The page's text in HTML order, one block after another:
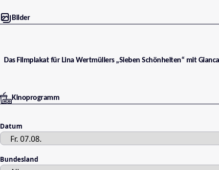
Bilder
Das Filmplakat für Lina Wertmüllers „Sieben Schönheiten“ mit
Kinoprogramm
Datum
Bundesland